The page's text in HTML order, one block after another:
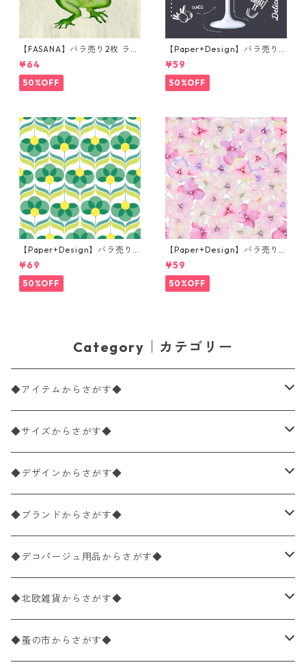
【FASANA】バラ売り2枚 ラン
チサイズ ペーパーナプキン Fr
og prince ナチュラル
¥64
50%OFF
【Paper+Design】バラ売り2
枚 カクテルサイズ ペーパーナ
プキン Martini ブラック
¥59
50%OFF
【Paper+Design】バラ売り2
枚 ランチサイズ ペーパーナプ
キン Geo Flowers グリーン
¥69
50%OFF
【Paper+Design】バラ売り2
枚 カクテルサイズ ペーパーナ
プキン Small blossoms ピン
ク
¥59
50%OFF
Category｜カテゴリー
◆アイテムからさがす◆
ペーパーナプキン2枚バラ売り
ペーパーナプキン1枚バラ売り
ペーパーナプキン20枚入りパック
ペーパーナプキン10枚入りパック
ライスペーパー
ペーパーリネンナプキン
◆サイズからさがす◆
33×33cm（ランチサイズ）
バラ売り
パック売り
25×25cm（カクテルサイズ）
バラ売り
パック売り
40×40cm（ディナーサイズ）
バラ売り
パック売り
21×21cm（ポケットサイズ）
バラ売り
33cm（ラウンド）
◆デザインからさがす◆
花柄
植物・グリーン柄
動物・鳥・昆虫・蝶柄
海・魚柄
◆ブランドからさがす◆
ドイツ製 IHR/イア
ランチサイズ
カクテルサイズ
ドイツ製 Ambiente/アンビエンテ
ランチサイズ
ドイツ製 Paperproducts Design
◆デコパージュ用品からさがす◆
デコパージュ液
デコパージュ下地
◆北欧雑貨からさがす◆
シリコンモールド
◆蚤の市からさがす◆